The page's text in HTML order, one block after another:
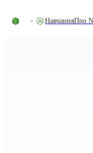
НавчанняПро